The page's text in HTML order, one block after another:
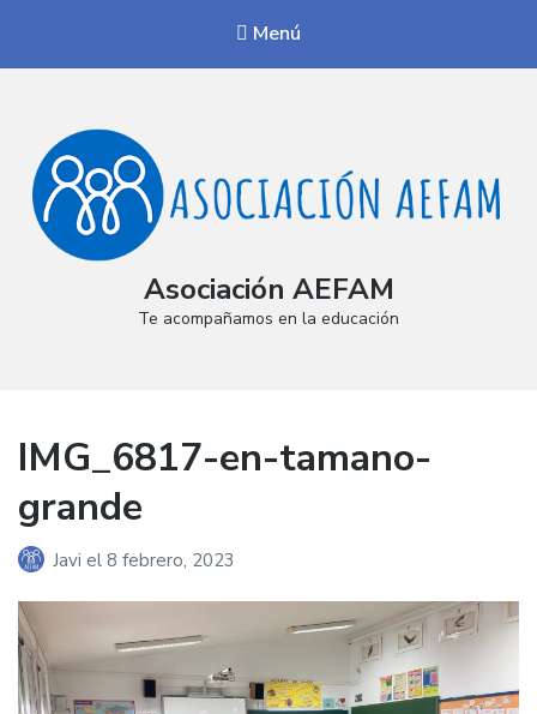
Menú
Asociación AEFAM
Te acompañamos en la educación
IMG_6817-en-tamano-
grande
Javi el 8 febrero, 2023